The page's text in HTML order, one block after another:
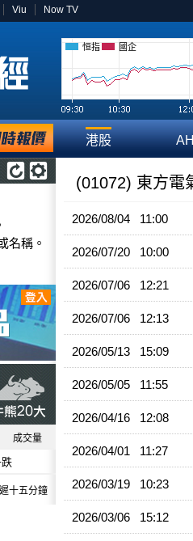
Viu Now TV
恒指 國企
港股
名稱。
成交量
十五分鐘
(01072) 東方電
2026/08/04 11:00
2026/07/20 10:00
2026/07/06 12:21
2026/07/06 12:13
2026/05/13 15:09
2026/05/05 11:55
2026/04/16 12:08
2026/04/01 11:27
2026/03/19 10:23
2026/03/06 15:12